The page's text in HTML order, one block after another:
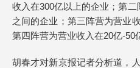
收入在300亿以上的企业；第
之间的企业；第三阵营为营业
第四阵营为营业收入在20亿-50
胡春才对新京报记者分析道，